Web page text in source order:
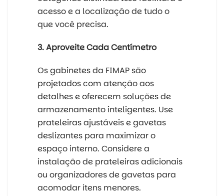
acesso e a localização de tudo o
que você precisa.
3. Aproveite Cada Centímetro
Os gabinetes da FIMAP são
projetados com atenção aos
detalhes e oferecem soluções de
armazenamento inteligentes. Use
prateleiras ajustáveis e gavetas
deslizantes para maximizar o
espaço interno. Considere a
instalação de prateleiras adicionais
ou organizadores de gavetas para
acomodar itens menores.